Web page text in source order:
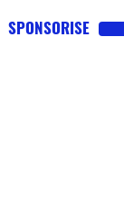
SPONSORISE